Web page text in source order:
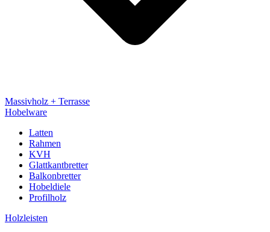
Massivholz + Terrasse
Hobelware
Latten
Rahmen
KVH
Glattkantbretter
Balkonbretter
Hobeldiele
Profilholz
Holzleisten